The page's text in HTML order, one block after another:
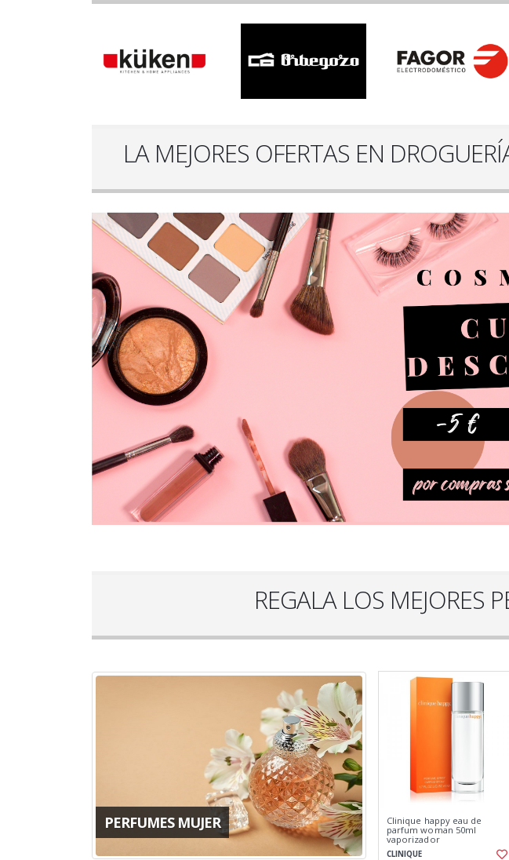
LA MEJORES OFERTAS EN
REGALA LOS MEJORES
PERFUMES MUJER
Thierry mugler angel elixir
eau de parfum recargable
50ml vaporizador
THIERRY MUGLER